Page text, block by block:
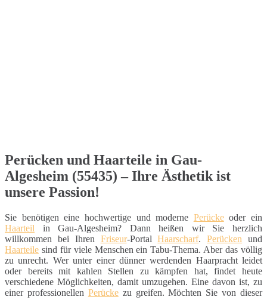
Perücken und Haarteile in Gau-
Algesheim (55435) – Ihre Ästhetik ist
unsere Passion!
Sie benötigen eine hochwertige und moderne Perückeoder ein
Haarteil in Gau-Algesheim? Dann heißen wir Sie herzlich
willkommen bei Ihren Friseur-PortalHaarscharf.Perücken und
Haarteile sind für viele Menschen ein Tabu-Thema. Aber das völlig
zu unrecht. Wer unter einer dünner werdenden Haarpracht leidet
oder bereits mit kahlen Stellen zu kämpfen hat, findet heute
verschiedene Möglichkeiten, damit umzugehen. Eine davon ist, zu
einer professionellen Perückezu greifen. Möchten Sie von dieser